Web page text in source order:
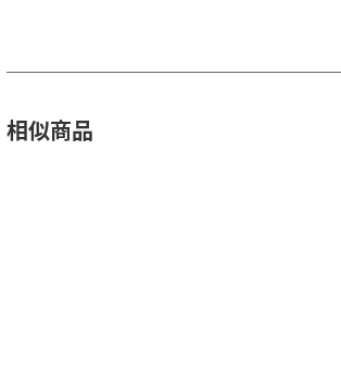
(2)姓名及聯絡電話，以及E-mail地址
五、當您欲退貨時，依民法規定，您與
相似商品